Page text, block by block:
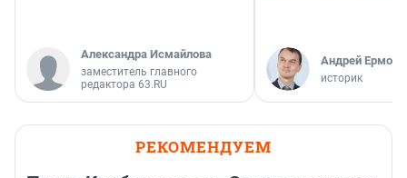
Александра Исмайлова
заместитель главного
редактора 63.RU
Андрей
историк
РЕКОМЕНДУЕМ